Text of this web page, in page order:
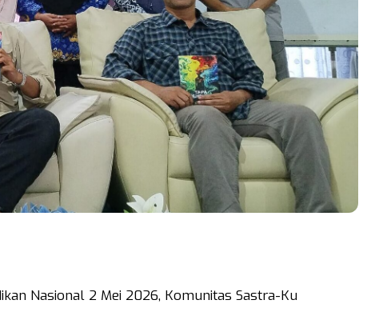
Nasional 2 Mei 2026, Komunitas Sastra-Ku